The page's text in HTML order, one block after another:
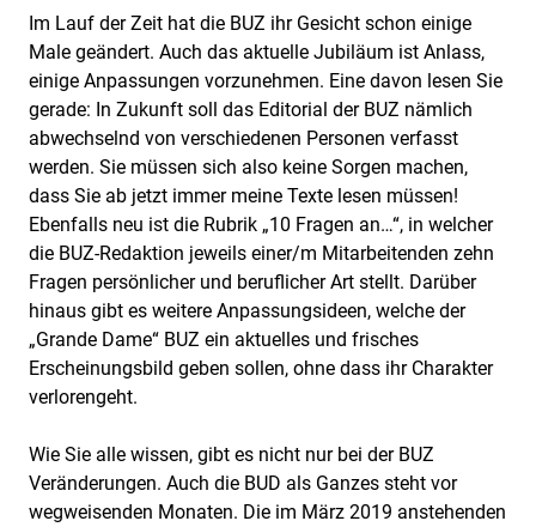
Im Lauf der Zeit hat die BUZ ihr Gesicht schon einige
Male geändert. Auch das aktuelle Jubiläum ist Anlass,
einige Anpassungen vorzunehmen. Eine davon lesen Sie
gerade: In Zukunft soll das Editorial der BUZ nämlich
abwechselnd von verschiedenen Personen verfasst
werden. Sie müssen sich also keine Sorgen machen,
dass Sie ab jetzt immer meine Texte lesen müssen!
Ebenfalls neu ist die Rubrik „10 Fragen an…“, in welcher
die BUZ-Redaktion jeweils einer/m Mitarbeitenden zehn
Fragen persönlicher und beruflicher Art stellt. Darüber
hinaus gibt es weitere Anpassungsideen, welche der
„Grande Dame“ BUZ ein aktuelles und frisches
Erscheinungsbild geben sollen, ohne dass ihr Charakter
verlorengeht.
Wie Sie alle wissen, gibt es nicht nur bei der BUZ
Veränderungen. Auch die BUD als Ganzes steht vor
wegweisenden Monaten. Die im März 2019 anstehenden